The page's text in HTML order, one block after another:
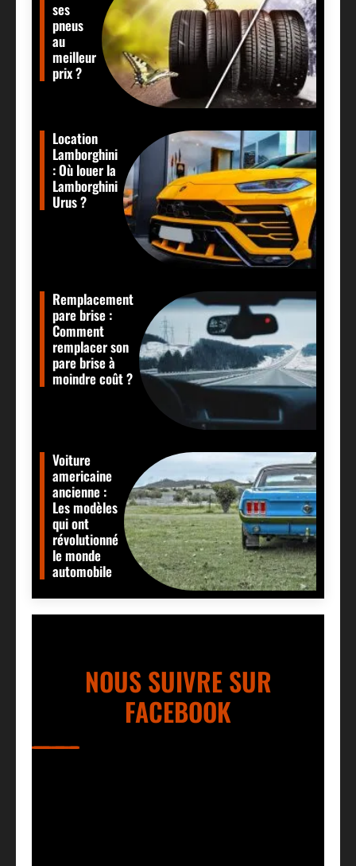
ses
pneus
au
meilleur
prix ?
Location
Lamborghini
: Où louer la
Lamborghini
Urus ?
Remplacement
pare brise :
Comment
remplacer son
pare brise à
moindre coût ?
Voiture
americaine
ancienne :
Les modèles
qui ont
révolutionné
le monde
automobile
NOUS SUIVRE SUR
FACEBOOK